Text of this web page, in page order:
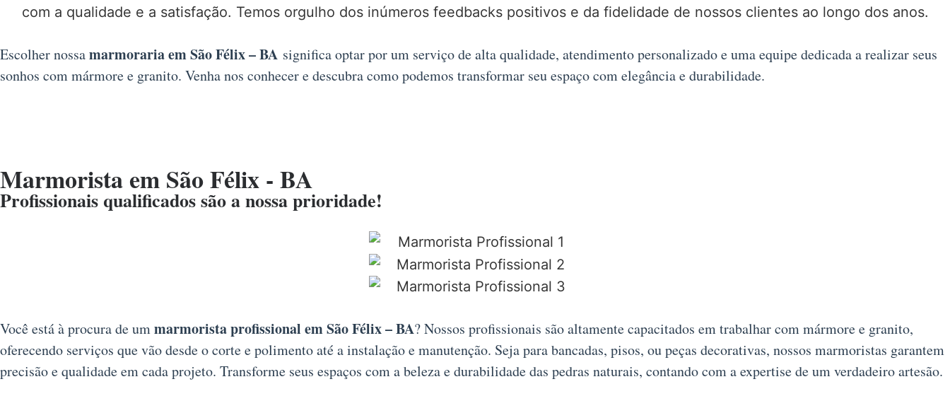
com a qualidade e a satisfação. Temos orgulho dos inúmeros feedbacks positivos e da fidelidade de nossos clientes ao longo dos anos.
Escolher nossamarmoraria em São Félix – BA significa optar por um serviço de alta qualidade, atendimento personalizado e uma equipe dedicada a realizar seus
sonhos com mármore e granito. Venha nos conhecer e descubra como podemos transformar seu espaço com elegância e durabilidade.
Marmorista em São Félix - BA
Profissionais qualificados são a nossa prioridade!
Você está à procura de ummarmorista profissional em São Félix – BA? Nossos profissionais são altamente capacitados em trabalhar com mármore e granito,
oferecendo serviços que vão desde o corte e polimento até a instalação e manutenção. Seja para bancadas, pisos, ou peças decorativas, nossos marmoristas garantem
precisão e qualidade em cada projeto. Transforme seus espaços com a beleza e durabilidade das pedras naturais, contando com a expertise de um verdadeiro artesão.